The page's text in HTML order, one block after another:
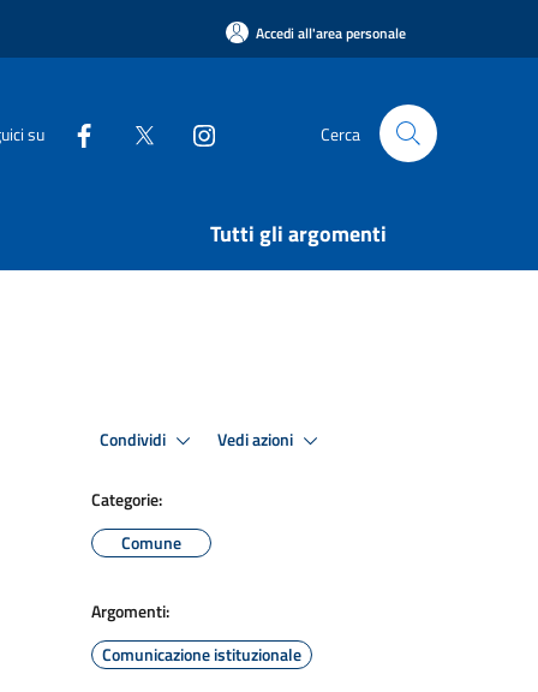
Accedi all'area personale
su Cerca
Tutti gli argomenti
Condividi Vedi azioni
Categorie:
Comune
Argomenti:
Comunicazione istituzionale